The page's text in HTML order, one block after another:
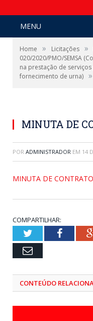
MENU
Home » Licitações »
020/2020/PMO/SEMSA
na prestação de
fornecimento de urna) »
MINUTA DE
POR ADMINISTRADOR EM 14
MINUTA DE
COMPARTILHAR:
Twitter
Email
CONTEÚDO